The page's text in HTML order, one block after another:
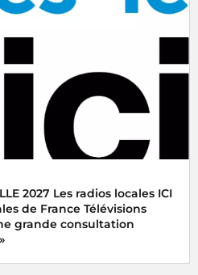
2027 Les radios locales ICI
de France Télévisions
grande consultation